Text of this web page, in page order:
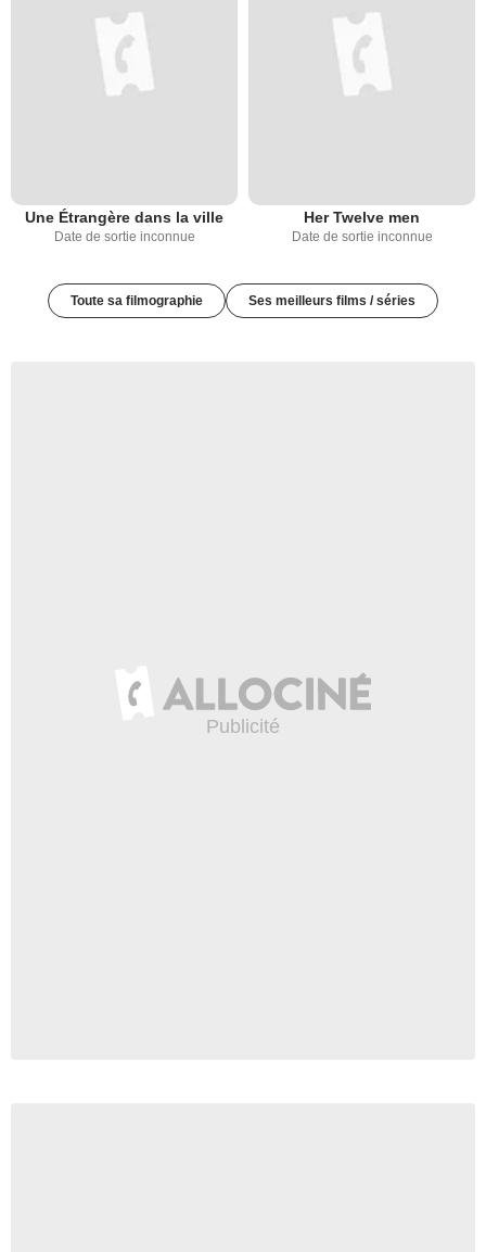
Une Étrangère dans la ville
Date de sortie inconnue
Her Twelve men
Date de sortie inconnue
Toute sa filmographie Ses meilleurs films / séries